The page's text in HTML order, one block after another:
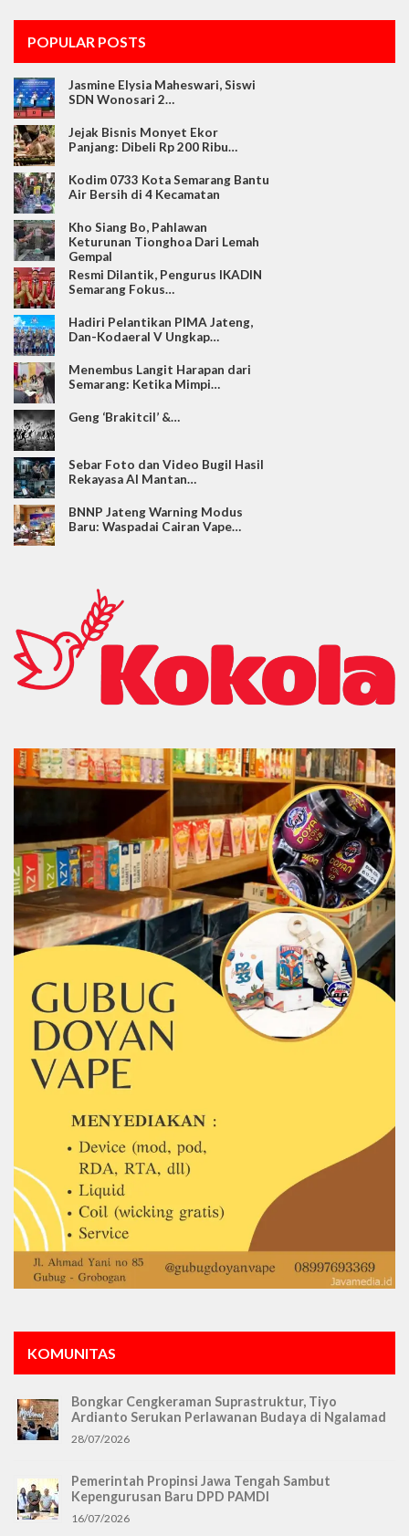
POPULAR POSTS
Jasmine Elysia Maheswari, Siswi
SDN Wonosari 2…
Jejak Bisnis Monyet Ekor
Panjang: Dibeli Rp 200 Ribu…
Kodim 0733 Kota Semarang Bantu
Air Bersih di 4 Kecamatan
Kho Siang Bo, Pahlawan
Keturunan Tionghoa Dari Lemah
Gempal
Resmi Dilantik, Pengurus IKADIN
Semarang Fokus…
Hadiri Pelantikan PIMA Jateng,
Dan-Kodaeral V Ungkap…
Menembus Langit Harapan dari
Semarang: Ketika Mimpi…
Geng ‘Brakitcil’ &…
Sebar Foto dan Video Bugil Hasil
Rekayasa AI Mantan…
BNNP Jateng Warning Modus
Baru: Waspadai Cairan Vape…
KOMUNITAS
Bongkar Cengkeraman Suprastruktur, Tiyo
Ardianto Serukan Perlawanan Budaya di Ngalamad
28/07/2026
Pemerintah Propinsi Jawa Tengah Sambut
Kepengurusan Baru DPD PAMDI
16/07/2026